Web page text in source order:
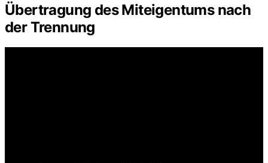
Übertragung des Miteigentums nach
der Trennung